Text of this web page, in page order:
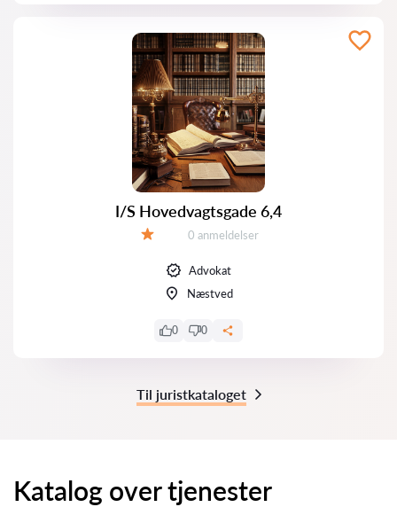
I/S Hovedvagtsgade 6,4
Anmeldelser:
0 anmeldelser
Advokat
Næstved
0 0
Til juristkataloget
Katalog over tjenester